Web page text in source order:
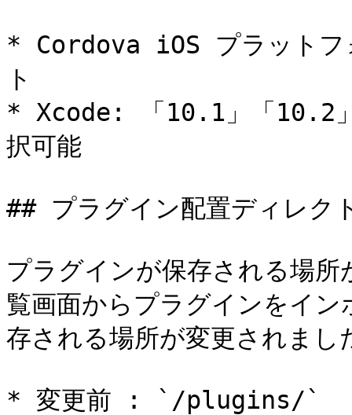
* Cordova iOS プラット
ト
* Xcode: 「10.1」「10.2
択可能
## プラグイン配置ディレク
プラグインが保存される場
覧画面からプラグインをイ
存される場所が変更されまし
* 変更前 : `/plugins/`